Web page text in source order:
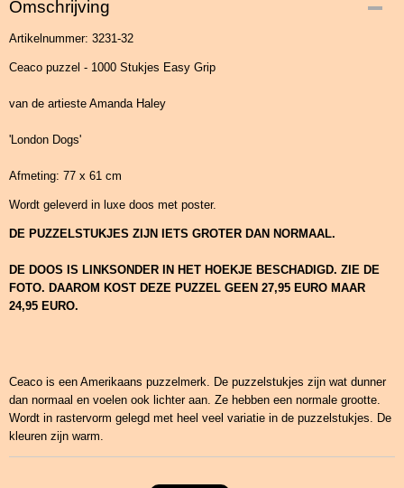
Omschrijving
Artikelnummer: 3231-32
Ceaco puzzel - 1000 Stukjes Easy Grip
van de artieste Amanda Haley
'London Dogs'
Afmeting: 77 x 61 cm
Wordt geleverd in luxe doos met poster.
DE PUZZELSTUKJES ZIJN IETS GROTER DAN NORMAAL.
DE DOOS IS LINKSONDER IN HET HOEKJE BESCHADIGD. ZIE DE
FOTO. DAAROM KOST DEZE PUZZEL GEEN 27,95 EURO MAAR
24,95 EURO.
Ceaco is een Amerikaans puzzelmerk. De puzzelstukjes zijn wat dunner
dan normaal en voelen ook lichter aan. Ze hebben een normale grootte.
Wordt in rastervorm gelegd met heel veel variatie in de puzzelstukjes. De
kleuren zijn warm.